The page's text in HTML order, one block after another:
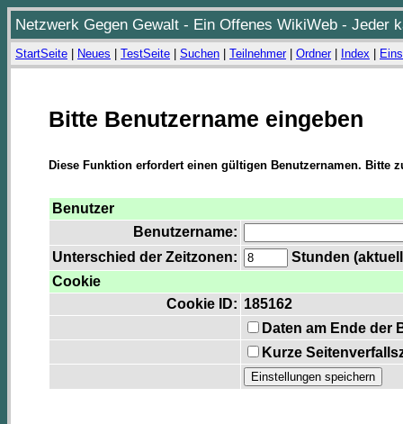
Netzwerk Gegen Gewalt - Ein Offenes WikiWeb - Jeder
StartSeite Neues TestSeite Suchen Teilnehmer| Ordner| Index
Bitte Benutzername eingeben
Diese Funktion erfordert einen gültigen Benutzernamen. Bitte
Benutzer
Benutzername:
Unterschied der Zeitzonen:
Stunden
Cookie
Cookie ID: 185162
Daten am Ende der
Kurze